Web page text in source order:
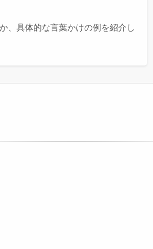
、具体的な言葉かけの例を紹介し